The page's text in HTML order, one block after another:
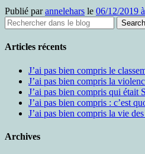
Publié parannelehars le 06/12/2019
Articles récents
J’ai pas bien compris le
J’ai pas bien compris la
J’ai pas bien compris qui était
J’ai pas bien compris : c’est
J’ai pas bien compris la vie
Archives